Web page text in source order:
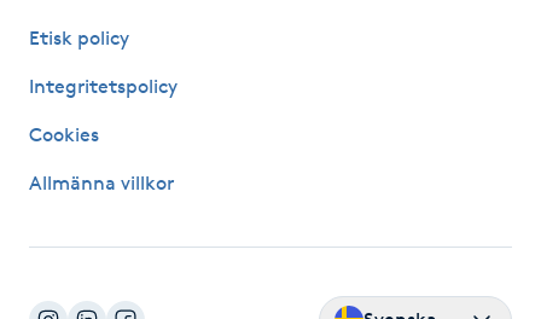
Medicinsk massage
Etisk policy
Integritetspolicy
Cookies
Allmänna villkor